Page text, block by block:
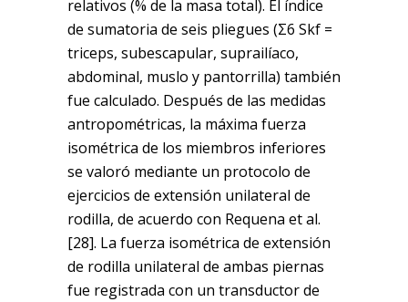
relativos (% de la masa total). El índice
de sumatoria de seis pliegues (Σ6 Skf =
triceps, subescapular, suprailíaco,
abdominal, muslo y pantorrilla) también
fue calculado. Después de las medidas
antropométricas, la máxima fuerza
isométrica de los miembros inferiores
se valoró mediante un protocolo de
ejercicios de extensión unilateral de
rodilla, de acuerdo con Requena et al.
[28]. La fuerza isométrica de extensión
de rodilla unilateral de ambas piernas
fue registrada con un transductor de